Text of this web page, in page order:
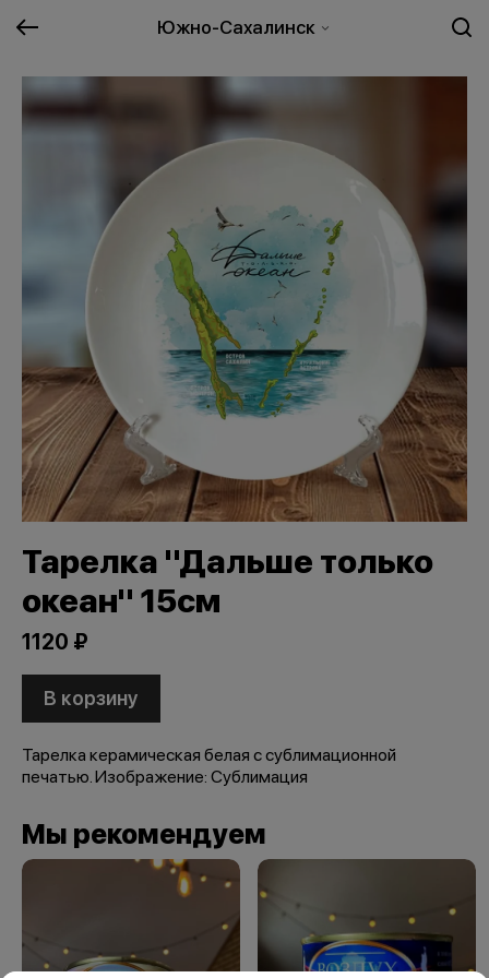
Южно-Сахалинск
Тарелка "Дальше только
океан" 15см
1120 ₽
В корзину
Тарелка керамическая белая с сублимационной
печатью. Изображение: Сублимация
Мы рекомендуем